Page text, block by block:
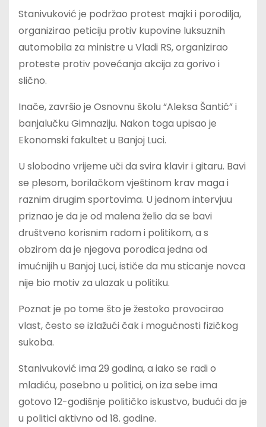
Stanivuković je podržao protest majki i porodilja,
organizirao peticiju protiv kupovine luksuznih
automobila za ministre u Vladi RS, organizirao
proteste protiv povećanja akcija za gorivo i
slično.
Inače, završio je Osnovnu školu “Aleksa Šantić” i
banjalučku Gimnaziju. Nakon toga upisao je
Ekonomski fakultet u Banjoj Luci.
U slobodno vrijeme uči da svira klavir i gitaru. Bavi
se plesom, borilačkom vještinom krav maga i
raznim drugim sportovima. U jednom intervjuu
priznao je da je od malena želio da se bavi
društveno korisnim radom i politikom, a s
obzirom da je njegova porodica jedna od
imućnijih u Banjoj Luci, ističe da mu sticanje novca
nije bio motiv za ulazak u politiku.
Poznat je po tome što je žestoko provocirao
vlast, često se izlažući čak i mogućnosti fizičkog
sukoba.
Stanivuković ima 29 godina, a iako se radi o
mladiću, posebno u politici, on iza sebe ima
gotovo 12-godišnje političko iskustvo, budući da je
u politici aktivno od 18. godine.